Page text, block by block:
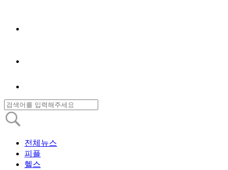
전체뉴스
피플
헬스